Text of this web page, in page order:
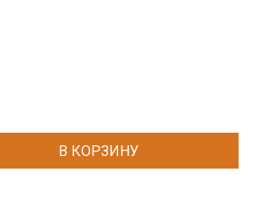
В КОРЗИНУ